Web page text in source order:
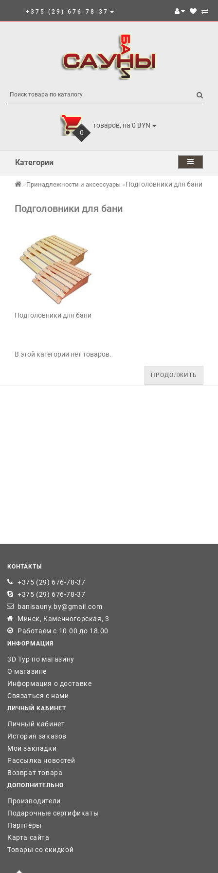
+375 (29) 676-78-37
0
товаров, на 0 BYN
Категории
Принадлежности и аксессуары Подголовники для бани
Подголовники для бани
Подголовники для бани
В этой категории нет товаров.
ПРОДОЛЖИТЬ
КОНТАКТЫ
+375 (29) 676-78-37
+375 (29) 676-78-37
banisauny.by@gmail.com
Минск, Каменногорская, 3
Работаем с 10.00 до 18.00
ИНФОРМАЦИЯ
3D Тур по магазину
О магазине
Информация о доставке
Связаться с нами
ЛИЧНЫЙ КАБИНЕТ
Личный кабинет
История заказов
Мои закладки
Рассылка новостей
Возврат товара
ДОПОЛНИТЕЛЬНО
Производители
Подарочные сертификаты
Партнёры
Карта сайта
Товары со скидкой